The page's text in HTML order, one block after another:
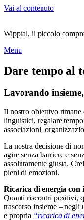
Vai al contenuto
Wipptal, il piccolo
Menu
Dare tempo al
Lavorando
Il nostro obiettivo
linguistici, regalare
associazioni,
La nostra decisione di
agire senza barriere e
assolutamente giusta.
pieni di emozioni.
Ricarica di energia con
Quanti riscontri positivi,
trascorso insieme – negli
e propria “ricarica di